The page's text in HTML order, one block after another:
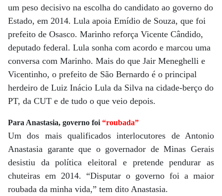
um peso decisivo na escolha do candidato ao governo do
Estado, em 2014. Lula apoia Emídio de Souza, que foi
prefeito de Osasco. Marinho reforça Vicente Cândido,
deputado federal. Lula sonha com acordo e marcou uma
conversa com Marinho. Mais do que Jair Meneghelli e
Vicentinho, o prefeito de São Bernardo é o principal
herdeiro de Luiz Inácio Lula da Silva na cidade-berço do
PT, da CUT e de tudo o que veio depois.
Para Anastasia, governo foi “roubada”
Um dos mais qualificados interlocutores de Antonio
Anastasia garante que o governador de Minas Gerais
desistiu da política eleitoral e pretende pendurar as
chuteiras em 2014. “Disputar o governo foi a maior
roubada da minha vida,” tem dito Anastasia.